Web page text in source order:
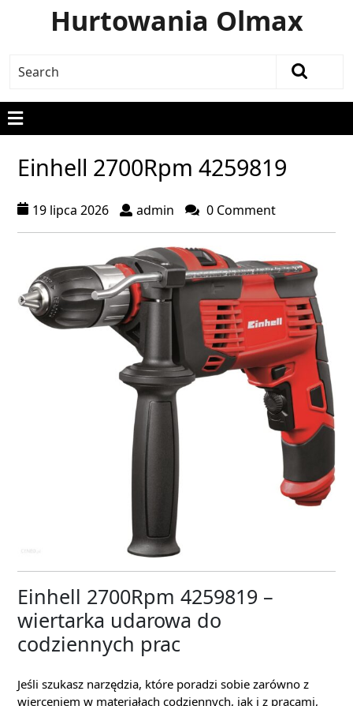
Hurtowania Olmax
Einhell 2700Rpm 4259819
19 lipca 2026 admin 0 Comment
Einhell 2700Rpm 4259819 –
wiertarka udarowa do
codziennych prac
Jeśli szukasz narzędzia, które poradzi sobie zarówno z
wierceniem w materiałach codziennych, jak i z pracami,